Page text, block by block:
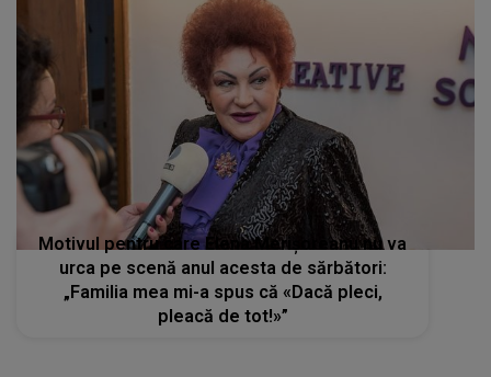
Motivul pentru care Elena Merișoreanu nu va
urca pe scenă anul acesta de sărbători:
„Familia mea mi-a spus că «Dacă pleci,
pleacă de tot!»”